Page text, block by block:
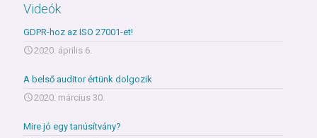
Videók
GDPR-hoz az ISO 27001-et!
2020. április 6.
A belső auditor értünk dolgozik
2020. március 30.
Mire jó egy tanúsítvány?